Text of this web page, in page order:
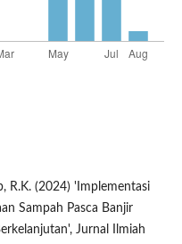
R.K. (2024) 'Implementasi
Sampah Pasca Banjir
Jurnal Ilmiah